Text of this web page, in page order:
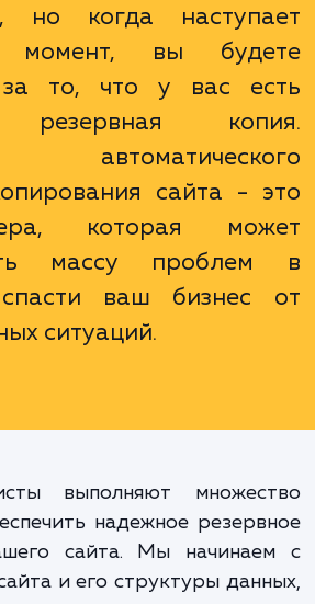
о сохранности
копирование
самых
элементов.
собой
надеетесь никогда
но когда
момент, вы
за то, что у вас
которая
массу
ваш бизнес